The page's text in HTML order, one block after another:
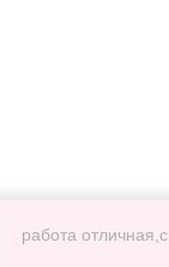
работа